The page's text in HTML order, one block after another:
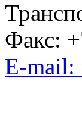
Факс:
E-mail: